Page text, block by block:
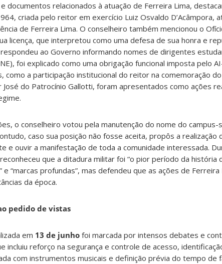
documentos relacionados à atuação de Ferreira Lima,
criada pelo reitor em exercício Luiz Osvaldo D’Acâmpora,
de Ferreira Lima. O conselheiro também mencionou o
licença, que interpretou como uma defesa de sua honra e
ao Governo informando nomes de dirigentes
foi explicado como uma obrigação funcional imposta pelo
como a participação institucional do reitor na comemoração
do Patrocínio Gallotti, foram apresentados como ações
o conselheiro votou pela manutenção do nome do campus-
caso sua posição não fosse aceita, propôs a realização
e ouvir a manifestação de toda a comunidade interessada.
que a ditadura militar foi “o pior período da história
e “marcas profundas”, mas defendeu que as ações de
da época.
pedido de vistas
em 13 de junho foi marcada por intensos debates e
incluiu reforço na segurança e controle de acesso,
com instrumentos musicais e definição prévia do tempo de